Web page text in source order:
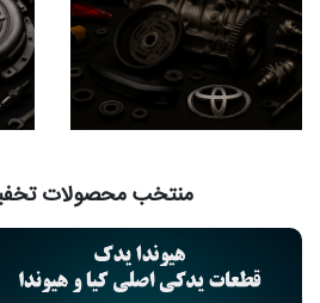
منتخب محصولات